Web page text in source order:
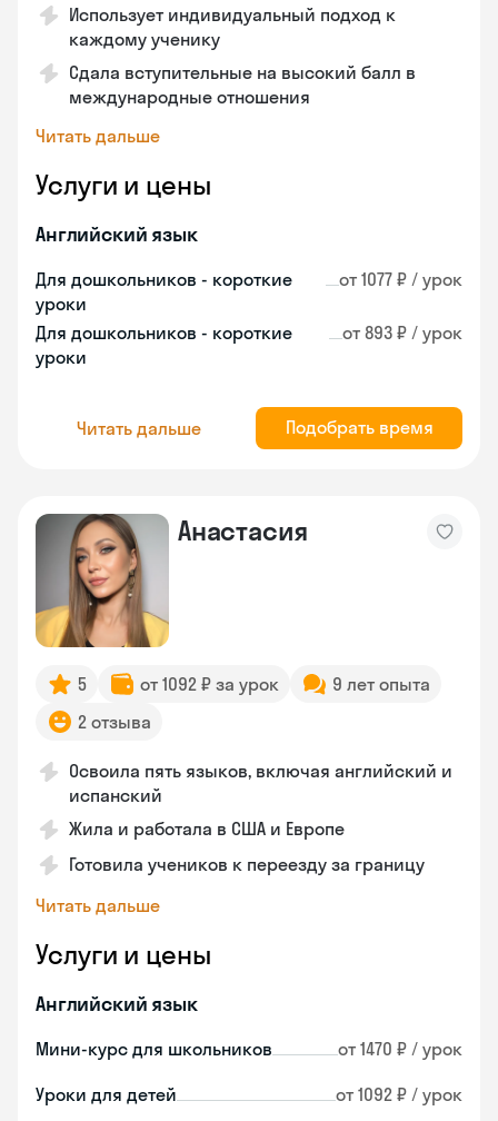
Использует индивидуальный подход к
каждому ученику
Сдала вступительные на высокий балл в
международные отношения
Читать дальше
Услуги и цены
Английский язык
Для дошкольников - короткие
уроки
от 1077 ₽ / урок
Для дошкольников - короткие
уроки
от 893 ₽ / урок
Читать дальше Подобрать время
Анастасия
5 от 1092 ₽ за урок
9 лет опыта
2 отзыва
Освоила пять языков, включая английский и
испанский
Жила и работала в США и Европе
Готовила учеников к переезду за границу
Читать дальше
Услуги и цены
Английский язык
Мини-курс для школьников от 1470 ₽ / урок
Уроки для детей от 1092 ₽ / урок